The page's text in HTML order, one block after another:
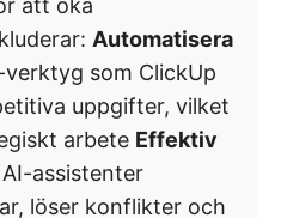
att öka
Automatisera
verktyg som ClickUp
uppgifter, vilket
arbete Effektiv
AI-assistenter
löser konflikter och